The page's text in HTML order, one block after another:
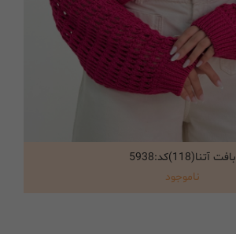
انتخاب گزینه ها
بافت آتنا(118)کد:5938
ناموجود